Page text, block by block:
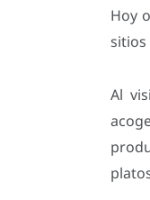
Hoy
sitios
Al